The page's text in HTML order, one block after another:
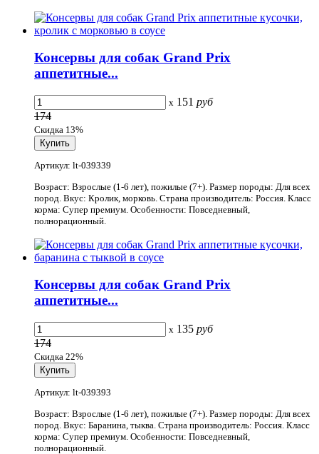
Консервы для собак Grand Prix
аппетитные...
x 151 руб
174
Скидка 13%
Артикул: lt-039339
Возраст: Взрослые (1-6 лет), пожилые (7+). Размер породы: Для всех
пород. Вкус: Кролик, морковь. Страна производитель: Россия. Класс
корма: Супер премиум. Особенности: Повседневный,
полнорационный.
Консервы для собак Grand Prix
аппетитные...
x 135 руб
174
Скидка 22%
Артикул: lt-039393
Возраст: Взрослые (1-6 лет), пожилые (7+). Размер породы: Для всех
пород. Вкус: Баранина, тыква. Страна производитель: Россия. Класс
корма: Супер премиум. Особенности: Повседневный,
полнорационный.